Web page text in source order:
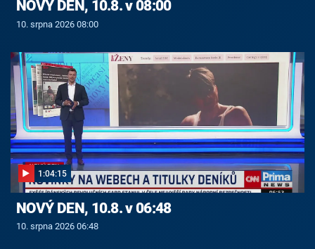
NOVÝ DEN, 10.8. v 08:00
10. srpna 2026 08:00
1:04:15
NOVÝ DEN, 10.8. v 06:48
10. srpna 2026 06:48